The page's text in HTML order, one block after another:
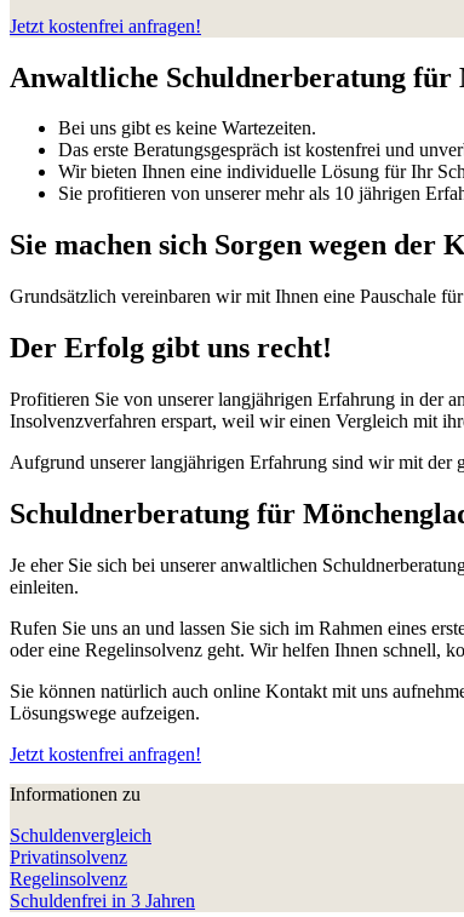
Jetzt kostenfrei anfragen!
Anwaltliche Schuldnerberatung für
Bei uns gibt es keine Wartezeiten.
Das erste Beratungsgespräch ist kostenfrei und
Wir bieten Ihnen eine individuelle Lösung für Ihr
Sie profitieren von unserer mehr als 10 jährigen
Sie machen sich Sorgen wegen der
Grundsätzlich vereinbaren wir mit Ihnen eine Pauschale
Der Erfolg gibt uns recht!
Profitieren Sie von unserer langjährigen Erfahrung in der
Insolvenzverfahren erspart, weil wir einen Vergleich mit
Aufgrund unserer langjährigen Erfahrung sind wir mit der
Schuldnerberatung für
Je eher Sie sich bei unserer anwaltlichen
einleiten.
Rufen Sie uns an und lassen Sie sich im Rahmen eines
oder eine Regelinsolvenz geht. Wir helfen Ihnen schnell,
Sie können natürlich auch online Kontakt mit uns
Lösungswege aufzeigen.
Jetzt kostenfrei anfragen!
Informationen zu
Schuldenvergleich
Privatinsolvenz
Regelinsolvenz
Schuldenfrei in 3 Jahren